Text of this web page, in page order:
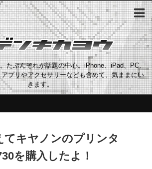
たぶんそれが話題の中心。iPhone、iPad、PC、
プリやアクセサリーなども含めて、気ままにい
きます。
てキヤノンのプリンタ
を購入したよ！